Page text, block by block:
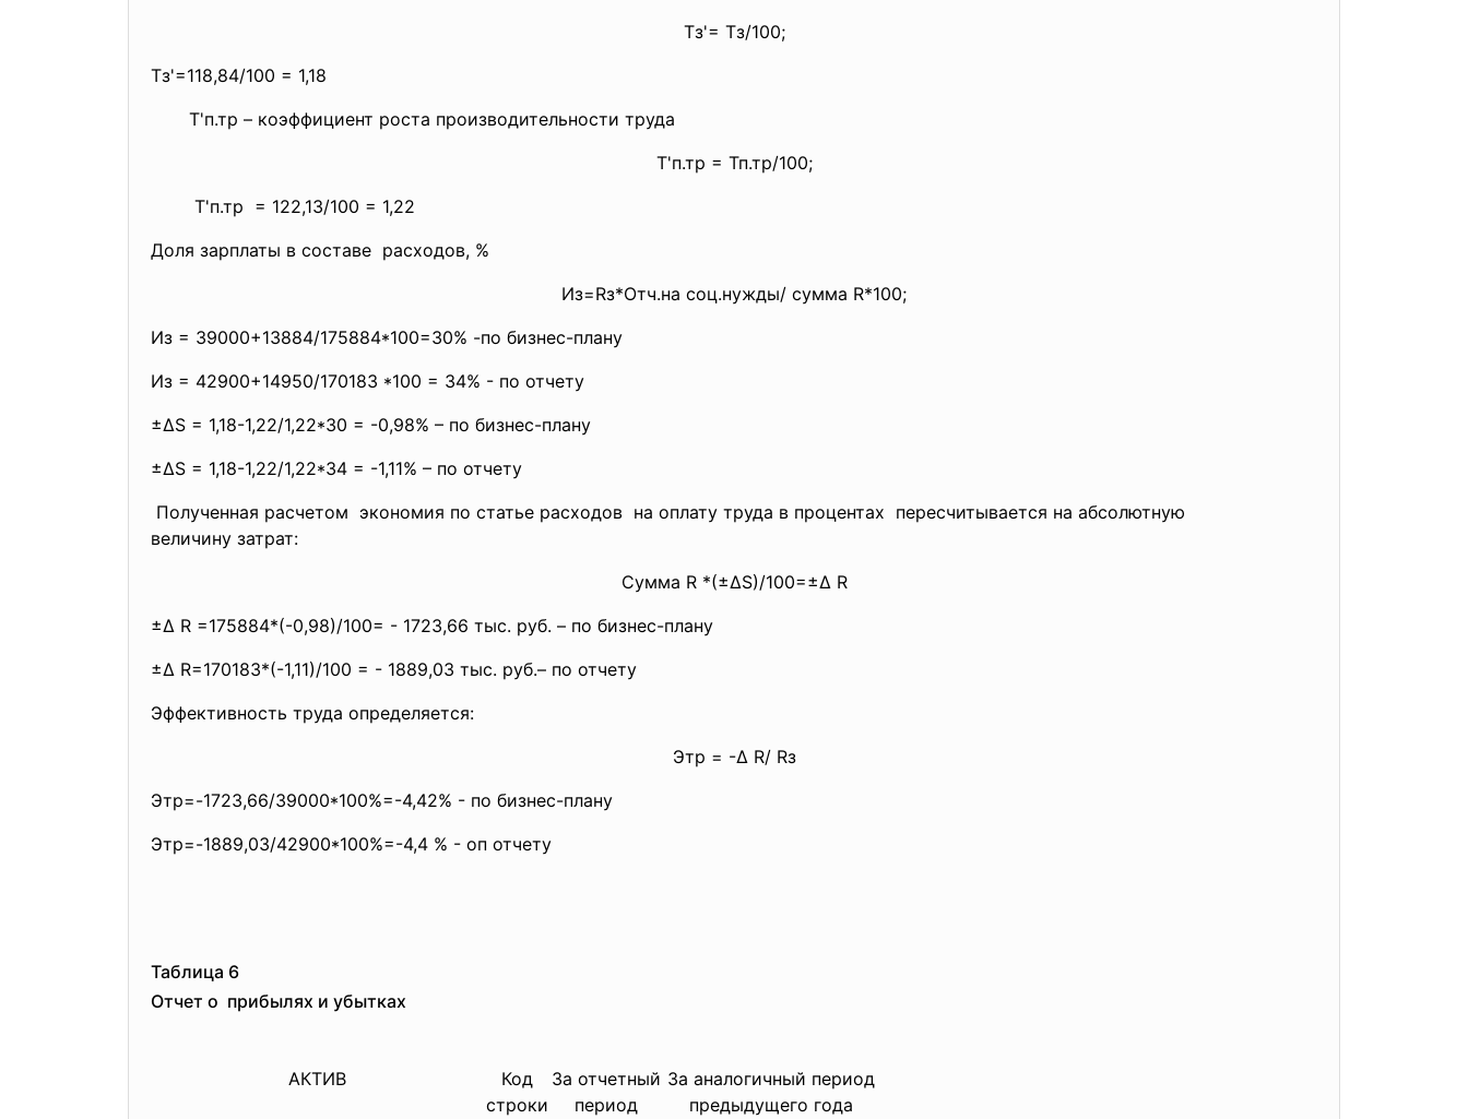
Тз'= Тз/100;
Тз'=118,84/100 = 1,18
Т'п.тр – коэффициент роста производительности труда
Т'п.тр = Тп.тр/100;
Т'п.тр = 122,13/100 = 1,22
Доля зарплаты в составе расходов, %
Из=Rз*Отч.на соц.нужды/ сумма R*100;
Из = 39000+13884/175884*100=30% -по бизнес-плану
Из = 42900+14950/170183 *100 = 34% - по отчету
±∆S = 1,18-1,22/1,22*30 = -0,98% – по бизнес-плану
±∆S = 1,18-1,22/1,22*34 = -1,11% – по отчету
Полученная расчетом экономия по статье расходов на оплату труда в процентах пересчитывается на абсолютную
величину затрат:
Сумма R *(±∆S)/100=±∆ R
±∆ R =175884*(-0,98)/100= - 1723,66 тыс. руб. – по бизнес-плану
±∆ R=170183*(-1,11)/100 = - 1889,03 тыс. руб.– по отчету
Эффективность труда определяется:
Этр = -∆ R/ Rз
Этр=-1723,66/39000*100%=-4,42% - по бизнес-плану
Этр=-1889,03/42900*100%=-4,4 % - оп отчету
Таблица 6
Отчет о прибылях и убытках
АКТИВ
Код
строки
За отчетный
период
За аналогичный период
предыдущего года